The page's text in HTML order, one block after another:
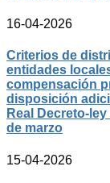
16-04-2026
Criterios de
entidades
compensación
disposición
Real Decreto-ley
de marzo
15-04-2026